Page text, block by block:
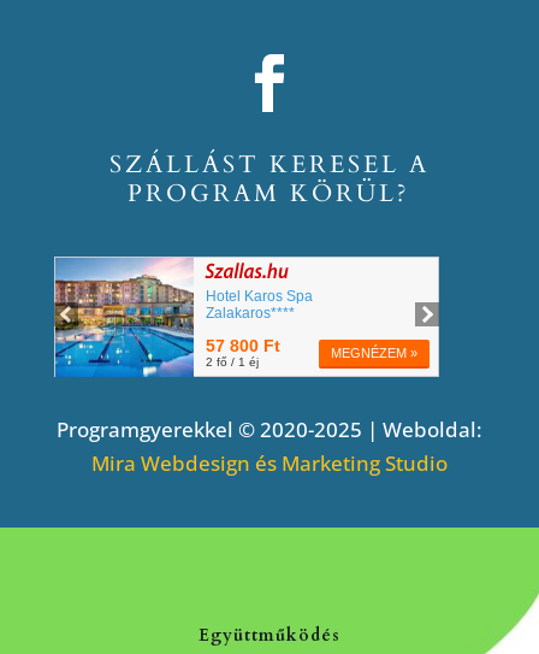
SZÁLLÁST KERESEL A
PROGRAM KÖRÜL?
Programgyerekkel © 2020-2025 | Weboldal:
Mira Webdesign és Marketing Studio
Együttműködés